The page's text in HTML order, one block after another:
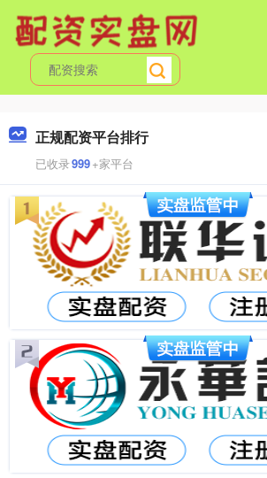
正规配资平台排行
已收录999+家平台